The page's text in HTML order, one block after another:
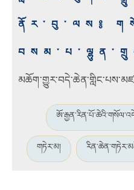
ནོར་བུ་ལས༔
གཏེར་མ།